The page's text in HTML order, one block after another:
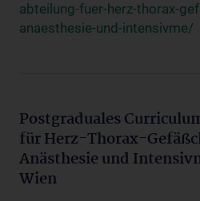
abteilung-fuer-herz-thorax-
anaesthesie-und-intensivme/
Postgraduales
für Herz-Thorax-
Anästhesie und
Wien